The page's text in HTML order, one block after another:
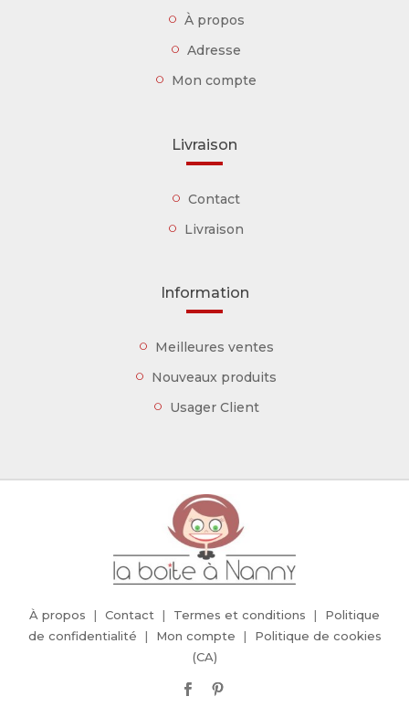
À propos
Adresse
Mon compte
Livraison
Contact
Livraison
Information
Meilleures ventes
Nouveaux produits
Usager Client
À propos Contact Termes et conditions
Politique
de confidentialité
Mon compte
Politique de cookies
(CA)